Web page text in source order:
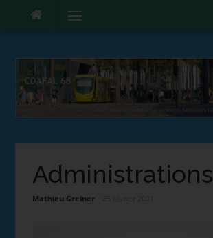
Menu
Administrations
Mathieu Greiner